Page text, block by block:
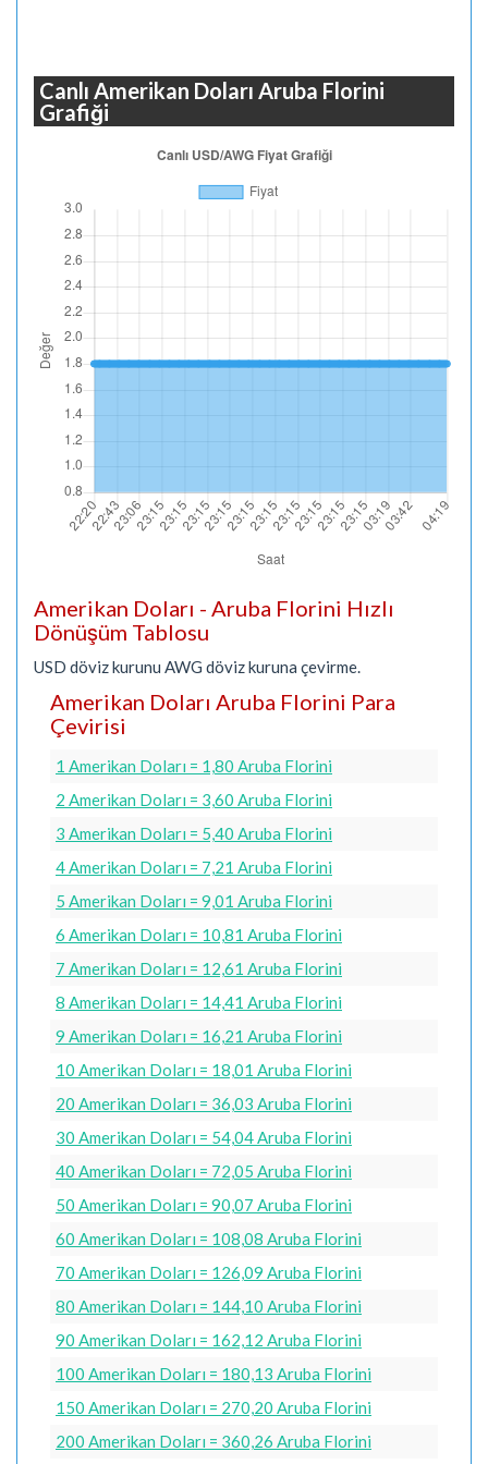
Canlı Amerikan Doları Aruba Florini
Grafiği
Amerikan Doları - Aruba Florini Hızlı
Dönüşüm Tablosu
USD döviz kurunu AWG döviz kuruna çevirme.
Amerikan Doları Aruba Florini Para
Çevirisi
1 Amerikan Doları = 1,80 Aruba Florini
2 Amerikan Doları = 3,60 Aruba Florini
3 Amerikan Doları = 5,40 Aruba Florini
4 Amerikan Doları = 7,21 Aruba Florini
5 Amerikan Doları = 9,01 Aruba Florini
6 Amerikan Doları = 10,81 Aruba Florini
7 Amerikan Doları = 12,61 Aruba Florini
8 Amerikan Doları = 14,41 Aruba Florini
9 Amerikan Doları = 16,21 Aruba Florini
10 Amerikan Doları = 18,01 Aruba Florini
20 Amerikan Doları = 36,03 Aruba Florini
30 Amerikan Doları = 54,04 Aruba Florini
40 Amerikan Doları = 72,05 Aruba Florini
50 Amerikan Doları = 90,07 Aruba Florini
60 Amerikan Doları = 108,08 Aruba Florini
70 Amerikan Doları = 126,09 Aruba Florini
80 Amerikan Doları = 144,10 Aruba Florini
90 Amerikan Doları = 162,12 Aruba Florini
100 Amerikan Doları = 180,13 Aruba Florini
150 Amerikan Doları = 270,20 Aruba Florini
200 Amerikan Doları = 360,26 Aruba Florini